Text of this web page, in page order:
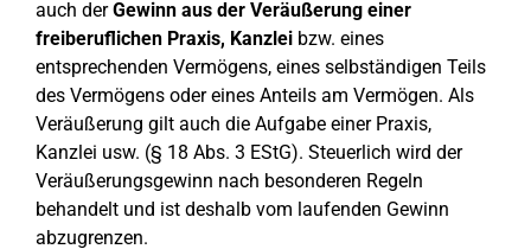
auch derGewinn aus der Veräußerung einer
freiberuflichen Praxis, Kanzlei bzw. eines
entsprechenden Vermögens, eines selbständigen Teils
des Vermögens oder eines Anteils am Vermögen. Als
Veräußerung gilt auch die Aufgabe einer Praxis,
Kanzlei usw. (§ 18 Abs. 3 EStG). Steuerlich wird der
Veräußerungsgewinn nach besonderen Regeln
behandelt und ist deshalb vom laufenden Gewinn
abzugrenzen.